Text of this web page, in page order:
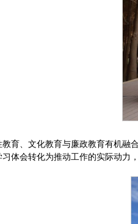
教育、文化教育与廉政教育有机融
体会转化为推动工作的实际动力